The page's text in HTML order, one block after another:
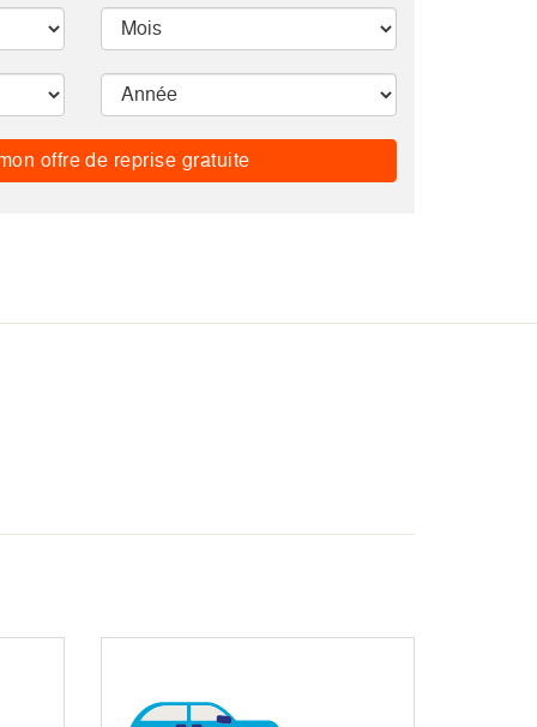
offre de reprise gratuite